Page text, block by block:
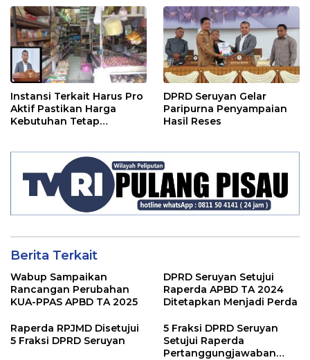
Instansi Terkait Harus Pro
Aktif Pastikan Harga
Kebutuhan Tetap
DPRD Seruyan Gelar
Paripurna Penyampaian
Hasil Reses
Berita Terkait
Wabup Sampaikan
Rancangan Perubahan
KUA-PPAS APBD TA 2025
DPRD Seruyan Setujui
Raperda APBD TA 2024
Ditetapkan Menjadi Perda
Raperda RPJMD Disetujui
5 Fraksi DPRD Seruyan
5 Fraksi DPRD Seruyan
Setujui Raperda
Pertanggungjawaban